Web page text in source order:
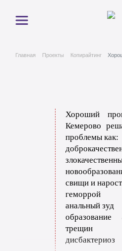
Главная Проекты Копирайтинг
Хороший
Кемерово
проблемы как:
свищи и
геморрой
анальный зуд
образование
трещин
дисбактериоз